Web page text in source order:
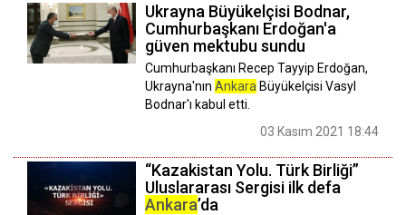
Ukrayna Büyükelçisi Bodnar,
Cumhurbaşkanı Erdoğan'a
güven mektubu sundu
Cumhurbaşkanı Recep Tayyip Erdoğan,
Ukrayna'nın Ankara Büyükelçisi Vasyl
Bodnar'ı kabul etti.
03 Kasım 2021 18:44
“Kazakistan Yolu. Türk Birliği”
Uluslararası Sergisi ilk defa
Ankara’da